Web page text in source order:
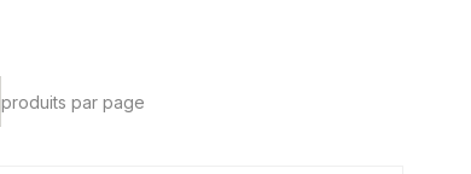
produits par page